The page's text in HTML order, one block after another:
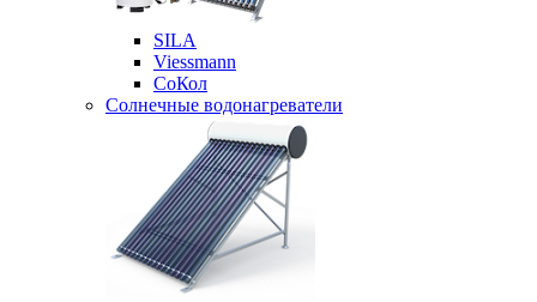
SILA
Viessmann
СоКол
Солнечные водонагреватели